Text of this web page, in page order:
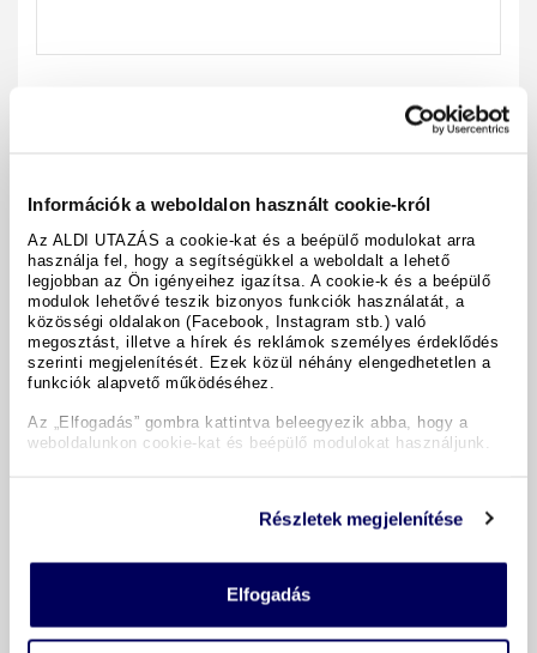
Információk a weboldalon használt cookie-król
Az ALDI UTAZÁS a cookie-kat és a beépülő modulokat arra
használja fel, hogy a segítségükkel a weboldalt a lehető
legjobban az Ön igényeihez igazítsa. A cookie-k és a beépülő
modulok lehetővé teszik bizonyos funkciók használatát, a
közösségi oldalakon (Facebook, Instagram stb.) való
megosztást, illetve a hírek és reklámok személyes érdeklődés
szerinti megjelenítését. Ezek közül néhány elengedhetetlen a
funkciók alapvető működéséhez.
Az „Elfogadás” gombra kattintva beleegyezik abba, hogy a
weboldalunkon cookie-kat és beépülő modulokat használjunk.
Részletek megjelenítése
Elfogadás
A hotel részletei
Időpontok & árak
Copyright GIATA 2004 - 2026. Multilingual, powered by
www.giata.com for client no. 122148
BIZTONSÁGOS RENDELÉS ÉS FIZETÉS